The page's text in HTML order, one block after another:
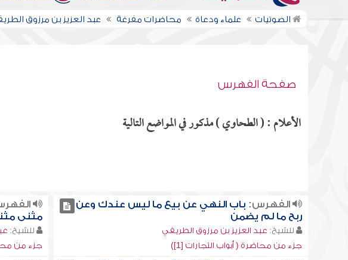
الصوتيات علماء ودعاة محاضرات مفرغة عبد العزيز بن مرزوق
صفحة الفهرس
الأعلام : ( الطحاوي ) مذكور في المواضع التالية
الفهرس: باب النهي عن بيع ما ليس عندك وعن
ربح ما لم يضمن
للشيخ: عبد العزيز بن مرزوق الطريفي
جزء من محاضرة ( أبواب التجارات [1])
مثنى
للشيخ:
جزء من